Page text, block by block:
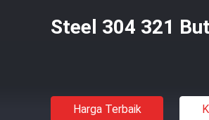
Steel 304 321
Harga Terbaik